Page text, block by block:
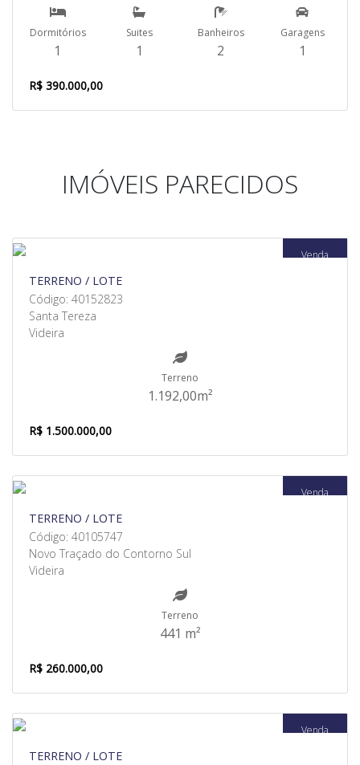
Dormitórios
1
Suites
1
Banheiros
2
Garagens
1
R$ 390.000,00
IMÓVEIS PARECIDOS
Venda
TERRENO / LOTE
Código: 40152823
Santa Tereza
Videira
Terreno
1.192,00m²
R$ 1.500.000,00
Venda
TERRENO / LOTE
Código: 40105747
Novo Traçado do Contorno Sul
Videira
Terreno
441 m²
R$ 260.000,00
Venda
TERRENO / LOTE